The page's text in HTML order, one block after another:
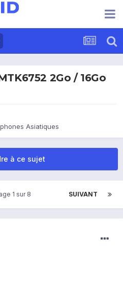
2Go / 16Go
Asiatiques
à ce sujet
SUIVANT
1 sur 8